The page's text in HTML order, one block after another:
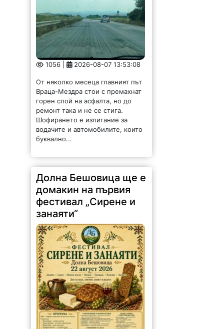
1056 | 2026-08-07 13:53:08
От няколко месеца главният път
Враца-Мездра стои с премахнат
горен слой на асфалта, но до
ремонт така и не се стига.
Шофирането е изпитание за
водачите и автомобилите, които
буквално...
Долна Бешовица ще е
домакин на първия
фестивал „Сирене и
занаяти“